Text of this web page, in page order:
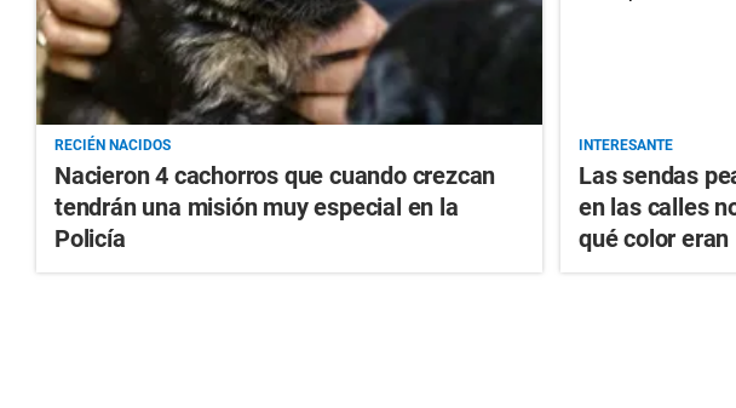
RECIÉN NACIDOS
Nacieron 4 cachorros que cuando crezcan
tendrán una misión muy especial en la
Policía
INTERESANTE
Las sendas
en las calles
qué color eran